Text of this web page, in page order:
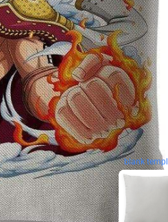
blank